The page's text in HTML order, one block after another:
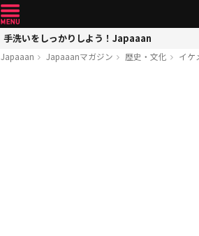
手洗いをしっかりしよう！Japaaan
Japaaan Japaaanマガジン 歴史・文化 イケ